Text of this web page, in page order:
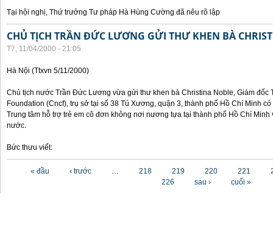
Tại hội nghị, Thứ trưởng Tư pháp Hà Hùng Cường đã nêu rõ lập
CHỦ TỊCH TRẦN ĐỨC LƯƠNG GỬI THƯ KHEN BÀ
T7, 11/04/2000 - 21:05
Hà Nội (Ttxvn 5/11/2000)
Chủ tịch nước Trần Đức Lương vừa gửi thư khen bà Christina Noble, Giám đốc
Foundation (Cncf), trụ sở tại số 38 Tú Xương, quận 3, thành phố Hồ Chí Minh
Trung tâm hỗ trợ trẻ em cô đơn không nơi nương tựa tại thành phố Hồ Chí Minh
nước.
Bức thưu viết:
« đầu ‹ trước … 218 219 220 221
226
sau › cuối »